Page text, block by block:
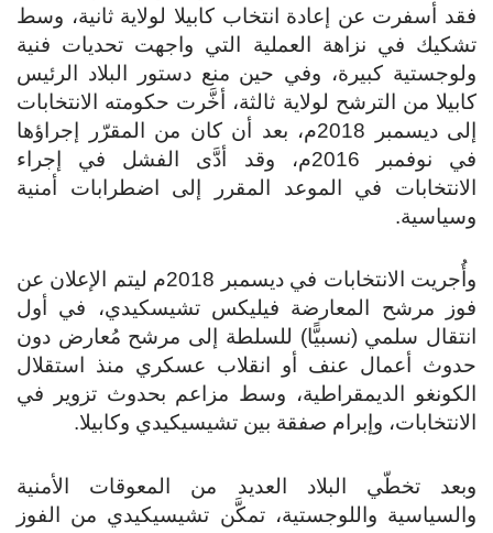
فقد أسفرت عن إعادة انتخاب كابيلا لولاية ثانية، وسط
تشكيك في نزاهة العملية التي واجهت تحديات فنية
ولوجستية كبيرة، وفي حين منع دستور البلاد الرئيس
كابيلا من الترشح لولاية ثالثة، أخَّرت حكومته الانتخابات
إلى ديسمبر 2018م، بعد أن كان من المقرّر إجراؤها
في نوفمبر 2016م، وقد أدَّى الفشل في إجراء
الانتخابات في الموعد المقرر إلى اضطرابات أمنية
وسياسية.
وأُجريت الانتخابات في ديسمبر 2018م ليتم الإعلان عن
فوز مرشح المعارضة فيليكس تشيسكيدي، في أول
انتقال سلمي (نسبيًّا) للسلطة إلى مرشح مُعارض دون
حدوث أعمال عنف أو انقلاب عسكري منذ استقلال
الكونغو الديمقراطية، وسط مزاعم بحدوث تزوير في
الانتخابات، وإبرام صفقة بين تشيسيكيدي وكابيلا.
وبعد تخطّي البلاد العديد من المعوقات الأمنية
والسياسية واللوجستية، تمكَّن تشيسيكيدي من الفوز